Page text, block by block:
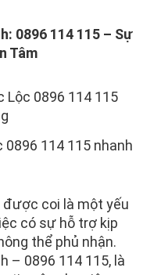
0896 114 115 – Sự
Tâm
114 115 nhanh
được coi là một yếu
có sự hỗ trợ kịp
thể phủ nhận.
– 0896 114 115, là